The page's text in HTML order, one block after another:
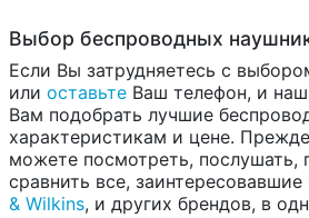
Выбор беспроводных
Если Вы затрудняетесь с
или оставьте Ваш телефон, и
Вам подобрать лучшие
характеристикам и цене.
можете посмотреть, послушать,
сравнить все,
& Wilkins, и других брендов, в